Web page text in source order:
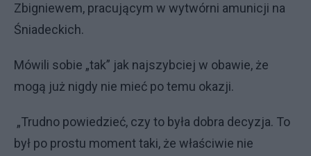
Zbigniewem, pracującym w wytwórni amunicji na
Śniadeckich.
Mówili sobie „tak” jak najszybciej w obawie, że
mogą już nigdy nie mieć po temu okazji.
„Trudno powiedzieć, czy to była dobra decyzja. To
był po prostu moment taki, że właściwie nie